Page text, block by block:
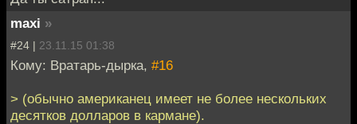
maxi »
#24 | 23.11.15 01:38
Кому: Вратарь-дырка, #16
> (обычно американец имеет не более нескольких
десятков долларов в кармане).